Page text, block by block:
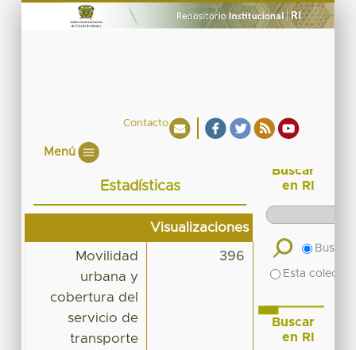
Contacto
Menú
Estadísticas
Visualizaciones
Movilidad
urbana y
cobertura del
servicio de
transporte
396
Buscar
en RI
Buscar
Esta
Buscar
en RI